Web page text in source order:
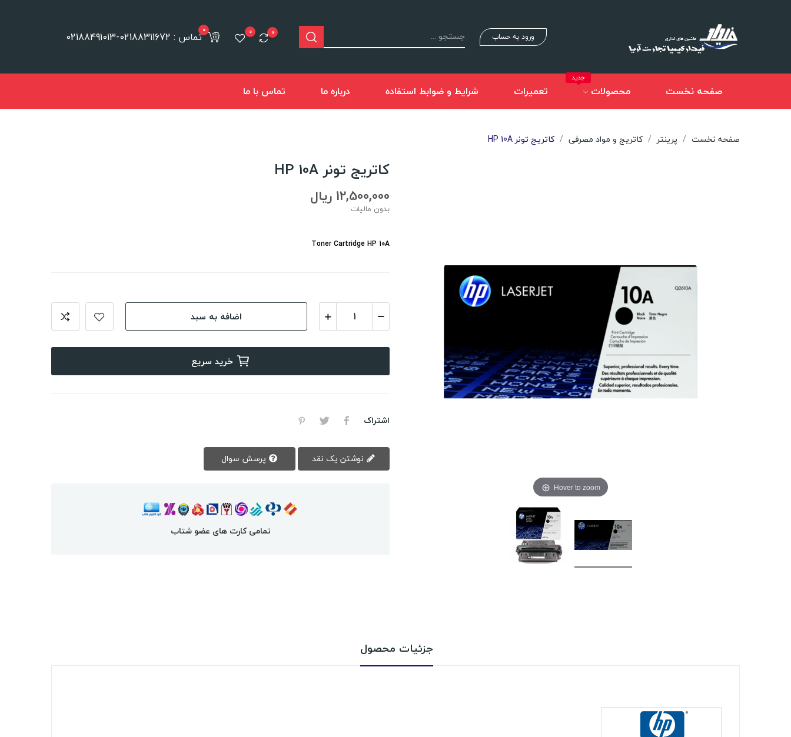
ورود به حساب 0
0 تماس : 02188311672-021884910130
صفحه نخست محصولات
جدید
تعمیرات شرایط و ضوابط استفاده درباره ما تماس با ما
صفحه نخست پرینتر کاتریج و مواد مصرفی کاتریج تونر HP 10A
Hover to zoom
کاتریج تونر HP 10A
12,500,000 ریال
بدون مالیات
Toner Cartridge HP 10A
اضافه به سبد
خرید سریع
اشتراک
تمامی کارت های عضو شتاب
جزئیات محصول